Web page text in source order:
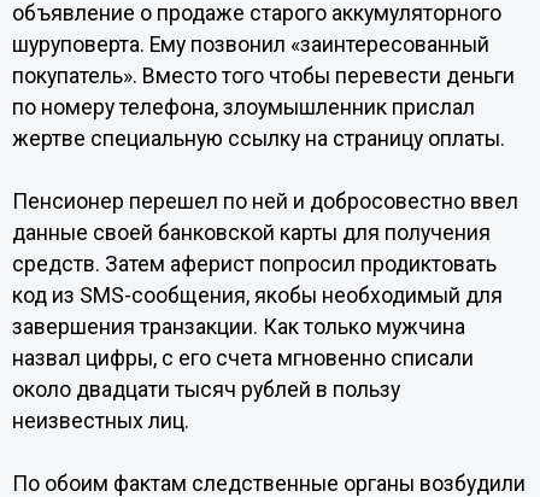
объявление о продаже старого аккумуляторного
шуруповерта. Ему позвонил «заинтересованный
покупатель». Вместо того чтобы перевести деньги
по номеру телефона, злоумышленник прислал
жертве специальную ссылку на страницу оплаты.
Пенсионер перешел по ней и добросовестно ввел
данные своей банковской карты для получения
средств. Затем аферист попросил продиктовать
код из SMS-сообщения, якобы необходимый для
завершения транзакции. Как только мужчина
назвал цифры, с его счета мгновенно списали
около двадцати тысяч рублей в пользу
неизвестных лиц.
По обоим фактам следственные органы возбудили